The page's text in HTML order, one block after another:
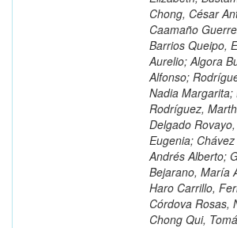
Chong, César
Caamaño
Barrios Queipo,
Aurelio; Algora
Alfonso;
Nadia
Rodríguez,
Delgado
Eugenia; Chávez
Andrés Alberto;
Bejarano, María
Haro Carrillo,
Córdova Rosas,
Chong Qui,